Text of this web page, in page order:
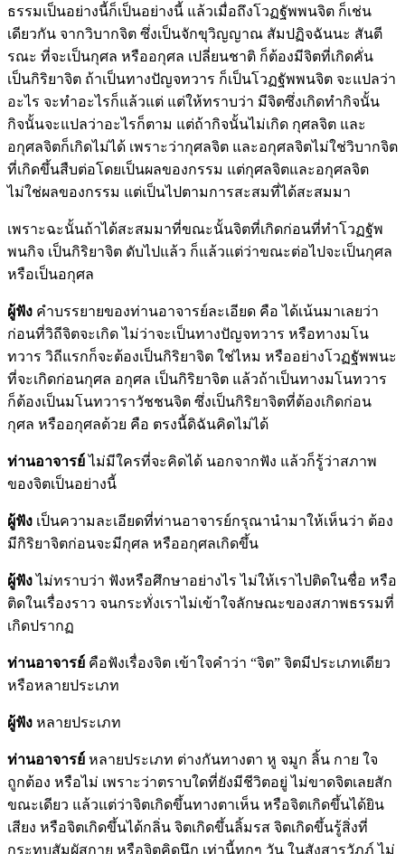
ธรรมเป็นอย่างนี้ก็เป็นอย่างนี้ แล้วเมื่อถึงโวฏฐัพพนจิต ก็เช่น
เดียวกัน จากวิบากจิต ซึ่งเป็นจักขุวิญญาณ สัมปฏิจฉันนะ สันตี
รณะ ที่จะเป็นกุศล หรืออกุศล เปลี่ยนชาติ ก็ต้องมีจิตที่เกิดคั่น
เป็นกิริยาจิต ถ้าเป็นทางปัญจทวาร ก็เป็นโวฏฐัพพนจิต จะแปลว่า
อะไร จะทำอะไรก็แล้วแต่ แต่ให้ทราบว่า มีจิตซึ่งเกิดทำกิจนั้น
กิจนั้นจะแปลว่าอะไรก็ตาม แต่ถ้ากิจนั้นไม่เกิด กุศลจิต และ
อกุศลจิตก็เกิดไม่ได้ เพราะว่ากุศลจิต และอกุศลจิตไม่ใช่วิบากจิต
ที่เกิดขึ้นสืบต่อโดยเป็นผลของกรรม แต่กุศลจิตและอกุศลจิต
ไม่ใช่ผลของกรรม แต่เป็นไปตามการสะสมที่ได้สะสมมา
เพราะฉะนั้นถ้าได้สะสมมาที่ขณะนั้นจิตที่เกิดก่อนที่ทำโวฏฐัพ
พนกิจ เป็นกิริยาจิต ดับไปแล้ว ก็แล้วแต่ว่าขณะต่อไปจะเป็นกุศล
หรือเป็นอกุศล
ผู้ฟัง คำบรรยายของท่านอาจารย์ละเอียด คือ ได้เน้นมาเลยว่า
ก่อนที่วิถีจิตจะเกิด ไม่ว่าจะเป็นทางปัญจทวาร หรือทางมโน
ทวาร วิถีแรกก็จะต้องเป็นกิริยาจิต ใช่ไหม หรืออย่างโวฏฐัพพนะ
ที่จะเกิดก่อนกุศล อกุศล เป็นกิริยาจิต แล้วถ้าเป็นทางมโนทวาร
ก็ต้องเป็นมโนทวาราวัชชนจิต ซึ่งเป็นกิริยาจิตที่ต้องเกิดก่อน
กุศล หรืออกุศลด้วย คือ ตรงนี้ดิฉันคิดไม่ได้
ท่านอาจารย์ไม่มีใครที่จะคิดได้ นอกจากฟัง แล้วก็รู้ว่าสภาพ
ของจิตเป็นอย่างนี้
ผู้ฟัง เป็นความละเอียดที่ท่านอาจารย์กรุณานำมาให้เห็นว่า ต้อง
มีกิริยาจิตก่อนจะมีกุศล หรืออกุศลเกิดขึ้น
ผู้ฟังไม่ทราบว่า ฟังหรือศึกษาอย่างไร ไม่ให้เราไปติดในชื่อ หรือ
ติดในเรื่องราว จนกระทั่งเราไม่เข้าใจลักษณะของสภาพธรรมที่
เกิดปรากฏ
ท่านอาจารย์ คือฟังเรื่องจิต เข้าใจคำว่า “จิต” จิตมีประเภทเดียว
หรือหลายประเภท
ผู้ฟัง หลายประเภท
ท่านอาจารย์ หลายประเภท ต่างกันทางตา หู จมูก ลิ้น กาย ใจ
ถูกต้อง หรือไม่ เพราะว่าตราบใดที่ยังมีชีวิตอยู่ ไม่ขาดจิตเลยสัก
ขณะเดียว แล้วแต่ว่าจิตเกิดขึ้นทางตาเห็น หรือจิตเกิดขึ้นได้ยิน
เสียง หรือจิตเกิดขึ้นได้กลิ่น จิตเกิดขึ้นลิ้มรส จิตเกิดขึ้นรู้สิ่งที่
กระทบสัมผัสกาย หรือจิตคิดนึก เท่านี้ทุกๆ วัน ในสังสารวัฏฏ์ ไม่